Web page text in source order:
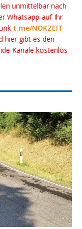
unmittelbar nach
Whatsapp auf Ihr
t.me/NOKZEIT
hier gibt es den
Kanäle kostenlos